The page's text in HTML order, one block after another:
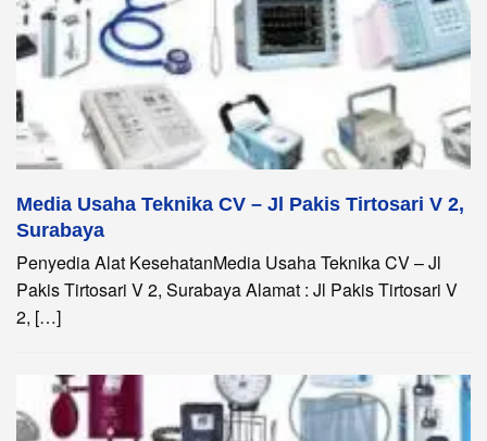
Media Usaha Teknika CV – Jl Pakis Tirtosari V 2,
Surabaya
Penyedia Alat KesehatanMedia Usaha Teknika CV – Jl
Pakis Tirtosari V 2, Surabaya Alamat : Jl Pakis Tirtosari V
2, […]